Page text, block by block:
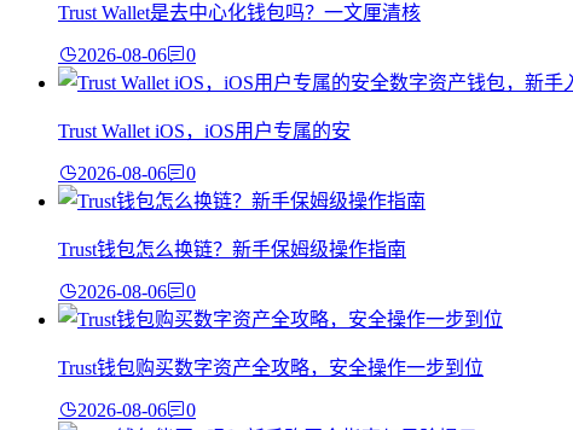
Trust Wallet是去中心化钱包吗？一文厘清核
2026-08-06 0
Trust Wallet iOS，iOS用户专属的安
2026-08-06 0
Trust钱包怎么换链？新手保姆级操作指南
2026-08-06 0
Trust钱包购买数字资产全攻略，安全操作一步到位
2026-08-06 0